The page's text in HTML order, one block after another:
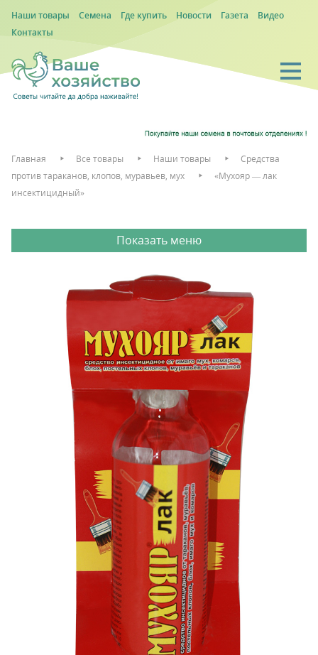
Наши товары Семена Где купить Новости Газета
Видео
Контакты
Главная Все товары Наши товары
Средства
против тараканов, клопов, муравьев, мух
«Мухояр — лак
инсектицидный»